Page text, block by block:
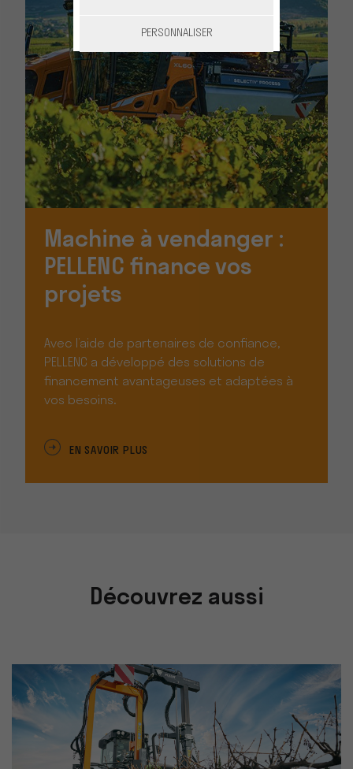
Machine à vendanger :
PELLENC finance vos
projets
Avec l’aide de partenaires de confiance,
PELLENC a développé des solutions de
financement avantageuses et adaptées à
vos besoins.
EN SAVOIR PLUS
Découvrez aussi
PERSONNALISER